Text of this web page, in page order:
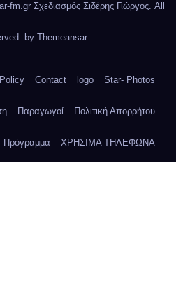
Σχεδιασμός Σιδέρης Γιώργος. All
by Themeansar
Contact logo Star- Photos
Παραγωγοί Πολιτική Απορρήτου
Πρόγραμμα ΧΡΗΣΙΜΑ ΤΗΛΕΦΩΝΑ